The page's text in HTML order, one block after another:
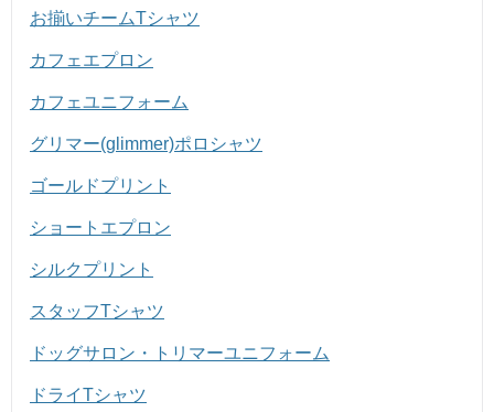
お揃いチームTシャツ
カフェエプロン
カフェユニフォーム
グリマー(glimmer)ポロシャツ
ゴールドプリント
ショートエプロン
シルクプリント
スタッフTシャツ
ドッグサロン・トリマーユニフォーム
ドライTシャツ